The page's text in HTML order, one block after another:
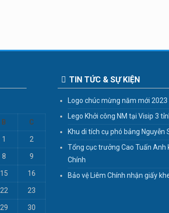
B C
1 2
8 9
15 16
22 23
29 30
TIN TỨC & SỰ KIỆN
Logo chúc mừng năm mới
Lego Khởi công NM tại Visip 3
Khu di tích cụ phó bảng Nguyễn
Tổng cục trưởng Cao Tuấn Anh
Chính
Bảo vệ Liêm Chính nhận giấy